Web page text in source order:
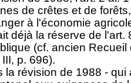
de crêtes et de
à l'économie
déjà la réserve de l'art.
(cf. ancien
p. 696).
la révision de 1988 - qui